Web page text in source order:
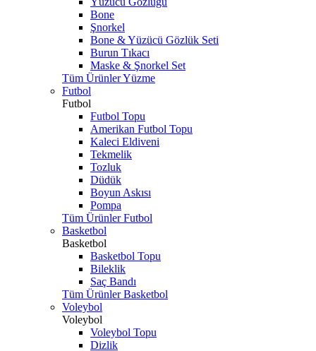
Bone
Şnorkel
Bone & Yüzücü Gözlük Seti
Burun Tıkacı
Maske & Şnorkel Set
Tüm Ürünler Yüzme
Futbol
Futbol
Futbol Topu
Amerikan Futbol Topu
Kaleci Eldiveni
Tekmelik
Tozluk
Düdük
Boyun Askısı
Pompa
Tüm Ürünler Futbol
Basketbol
Basketbol
Basketbol Topu
Bileklik
Saç Bandı
Tüm Ürünler Basketbol
Voleybol
Voleybol
Voleybol Topu
Dizlik